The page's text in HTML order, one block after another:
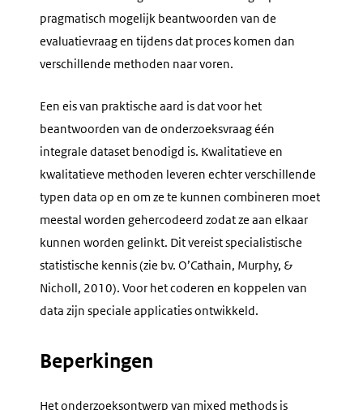
pragmatisch mogelijk beantwoorden van de
evaluatievraag en tijdens dat proces komen dan
verschillende methoden naar voren.
Een eis van praktische aard is dat voor het
beantwoorden van de onderzoeksvraag één
integrale dataset benodigd is. Kwalitatieve en
kwalitatieve methoden leveren echter verschillende
typen data op en om ze te kunnen combineren moet
meestal worden gehercodeerd zodat ze aan elkaar
kunnen worden gelinkt. Dit vereist specialistische
statistische kennis (zie bv. O’Cathain, Murphy, &
Nicholl, 2010). Voor het coderen en koppelen van
data zijn speciale applicaties ontwikkeld.
Beperkingen
Het onderzoeksontwerp van mixed methods is